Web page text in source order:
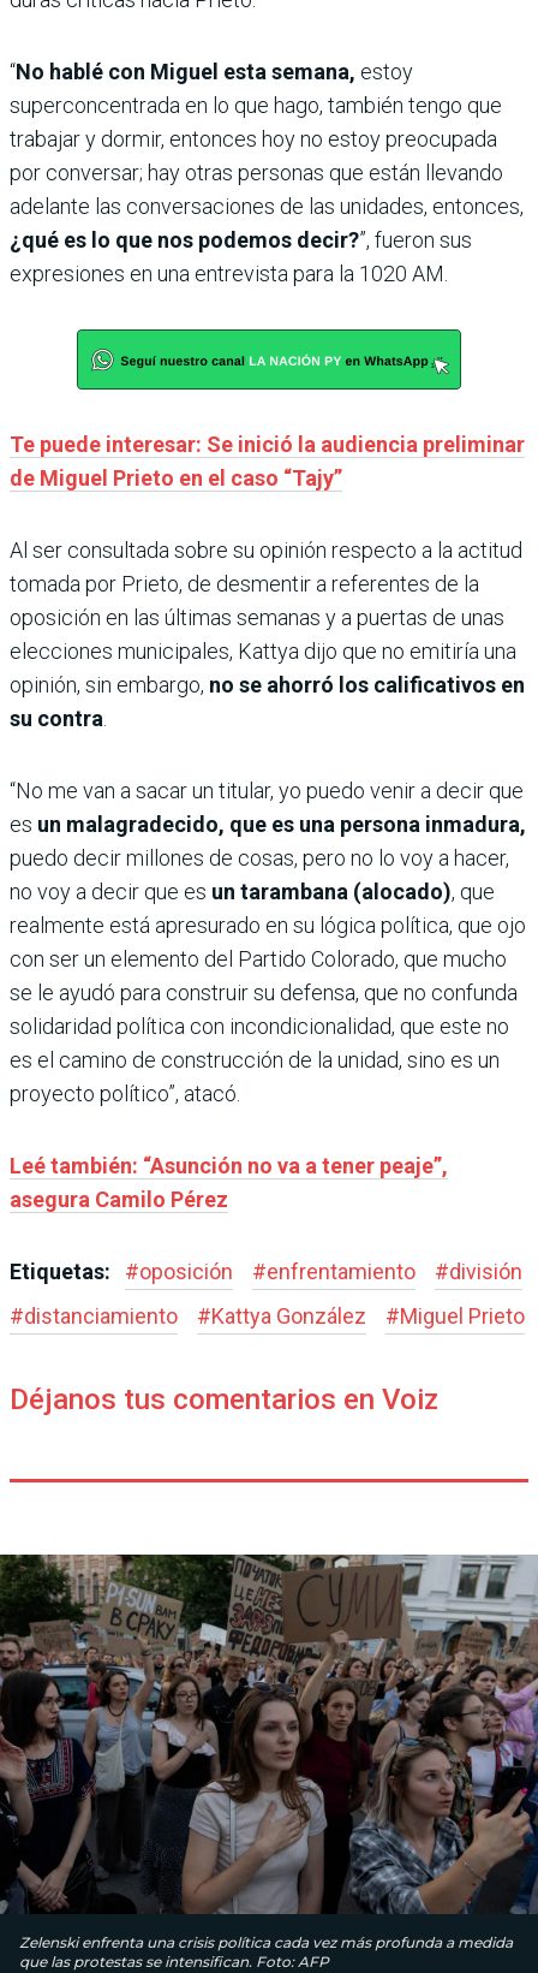
“No hablé con Miguel esta semana, estoy
superconcentrada en lo que hago, también tengo que
trabajar y dormir, entonces hoy no estoy preocupada
por conversar; hay otras personas que están llevando
adelante las conversaciones de las unidades, entonces,
¿qué es lo que nos podemos decir?”, fueron sus
expresiones en una entrevista para la 1020 AM.
Te puede interesar: Se inició la audiencia preliminar
de Miguel Prieto en el caso “Tajy”
Al ser consultada sobre su opinión respecto a la actitud
tomada por Prieto, de desmentir a referentes de la
oposición en las últimas semanas y a puertas de unas
elecciones municipales, Kattya dijo que no emitiría una
opinión, sin embargo, no se ahorró los calificativos en
su contra.
“No me van a sacar un titular, yo puedo venir a decir que
es un malagradecido, que es una persona inmadura,
puedo decir millones de cosas, pero no lo voy a hacer,
no voy a decir que es un tarambana (alocado), que
realmente está apresurado en su lógica política, que ojo
con ser un elemento del Partido Colorado, que mucho
se le ayudó para construir su defensa, que no confunda
solidaridad política con incondicionalidad, que este no
es el camino de construcción de la unidad, sino es un
proyecto político”, atacó.
Leé también: “Asunción no va a tener peaje”,
asegura Camilo Pérez
Etiquetas: #oposición #enfrentamiento #división
#distanciamiento #Kattya González #Miguel Prieto
Déjanos tus comentarios en Voiz
Zelenski enfrenta una crisis política cada vez más profunda a medida
que las protestas se intensifican. Foto: AFP